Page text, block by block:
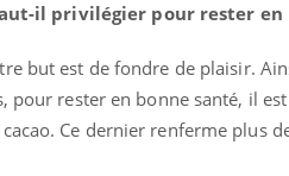
il privilégier pour rester en
but est de fondre de plaisir.
pour rester en bonne santé, il
Ce dernier renferme plus